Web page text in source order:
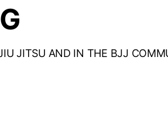
JITSU AND IN THE BJJ